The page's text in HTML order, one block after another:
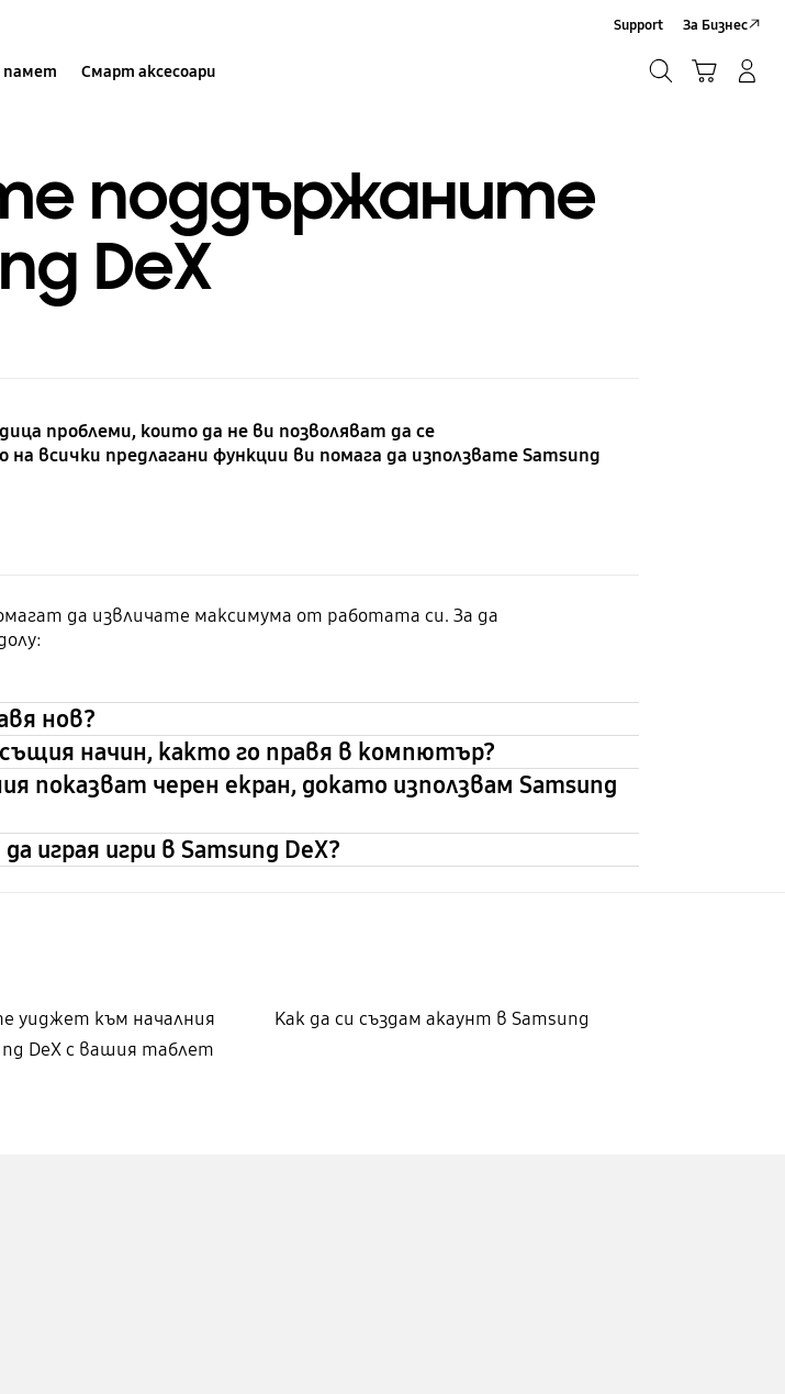
памет Смарт аксесоари
Support За Бизнес
поддържаните
DeX
проблеми, които да не ви позволяват да се
всички предлагани функции ви помага да използвате Samsung
да извличате максимума от работата си. За да
нов?
начин, както го правя в компютър?
показват черен екран, докато използвам Samsung
играя игри в Samsung DeX?
уиджет към началния
DeX с вашия таблет
Как да си създам акаунт в Samsung